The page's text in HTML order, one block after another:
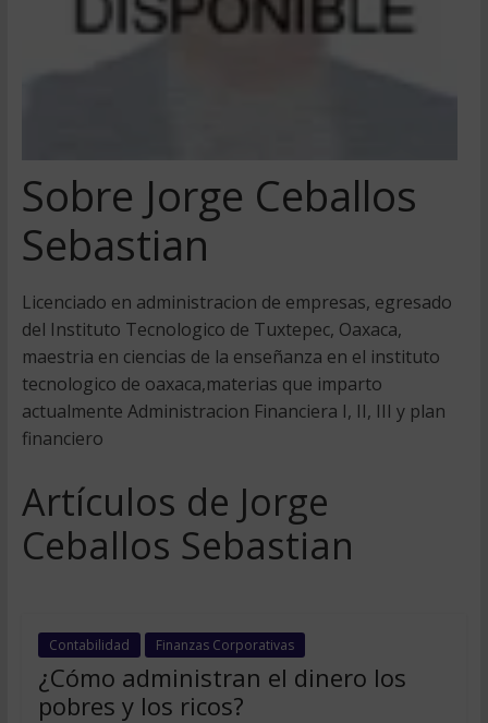
Sobre Jorge Ceballos
Sebastian
Licenciado en administracion de empresas, egresado
del Instituto Tecnologico de Tuxtepec, Oaxaca,
maestria en ciencias de la enseñanza en el instituto
tecnologico de oaxaca,materias que imparto
actualmente Administracion Financiera I, II, III y plan
financiero
Artículos de Jorge
Ceballos Sebastian
Contabilidad Finanzas Corporativas
¿Cómo administran el dinero los
pobres y los ricos?